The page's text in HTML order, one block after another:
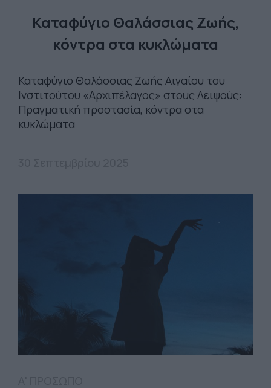
Καταφύγιο Θαλάσσιας Ζωής,
κόντρα στα κυκλώματα
Καταφύγιο Θαλάσσιας Ζωής Αιγαίου του
Ινστιτούτου «Αρχιπέλαγος» στους Λειψούς:
Πραγματική προστασία, κόντρα στα
κυκλώματα